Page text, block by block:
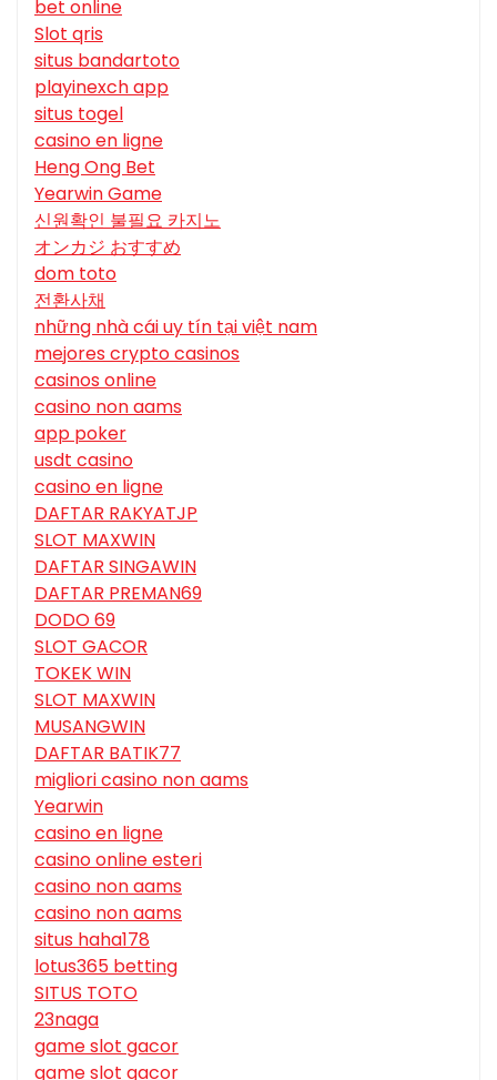
bet online
Slot qris
situs bandartoto
playinexch app
situs togel
casino en ligne
Heng Ong Bet
Yearwin Game
신원확인 불필요 카지노
オンカジ おすすめ
dom toto
전환사채
những nhà cái uy tín tại việt nam
mejores crypto casinos
casinos online
casino non aams
app poker
usdt casino
casino en ligne
DAFTAR RAKYATJP
SLOT MAXWIN
DAFTAR SINGAWIN
DAFTAR PREMAN69
DODO 69
SLOT GACOR
TOKEK WIN
SLOT MAXWIN
MUSANGWIN
DAFTAR BATIK77
migliori casino non aams
Yearwin
casino en ligne
casino online esteri
casino non aams
casino non aams
situs haha178
lotus365 betting
SITUS TOTO
23naga
game slot gacor
game slot gacor